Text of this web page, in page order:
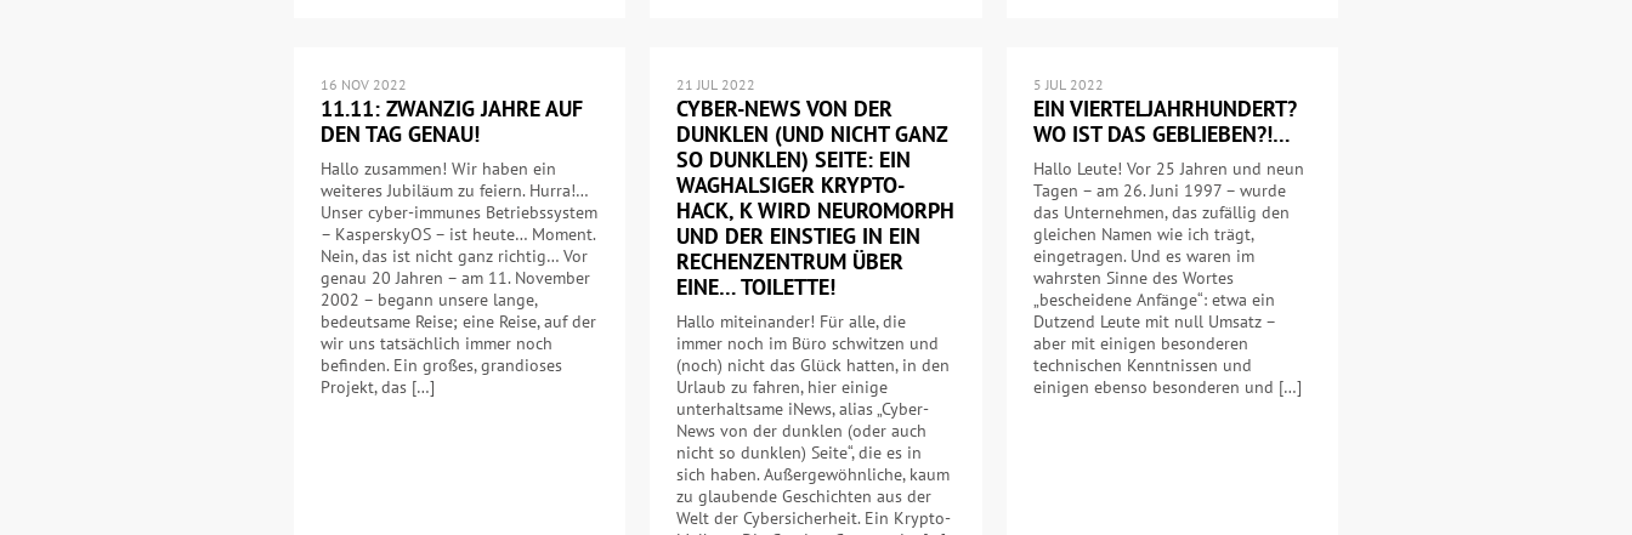
16 NOV 2022
11.11: ZWANZIG JAHRE AUF
DEN TAG GENAU!
Hallo zusammen! Wir haben ein
weiteres Jubiläum zu feiern. Hurra!…
Unser cyber-immunes Betriebssystem
– KasperskyOS – ist heute… Moment.
Nein, das ist nicht ganz richtig… Vor
genau 20 Jahren – am 11. November
2002 – begann unsere lange,
bedeutsame Reise; eine Reise, auf der
wir uns tatsächlich immer noch
befinden. Ein großes, grandioses
Projekt, das […]
21 JUL 2022
CYBER-NEWS VON DER
DUNKLEN (UND NICHT GANZ
SO DUNKLEN) SEITE: EIN
WAGHALSIGER KRYPTO-
HACK, K WIRD NEUROMORPH
UND DER EINSTIEG IN EIN
RECHENZENTRUM ÜBER
EINE… TOILETTE!
Hallo miteinander! Für alle, die
immer noch im Büro schwitzen und
(noch) nicht das Glück hatten, in den
Urlaub zu fahren, hier einige
unterhaltsame iNews, alias „Cyber-
News von der dunklen (oder auch
nicht so dunklen) Seite“, die es in
sich haben. Außergewöhnliche, kaum
zu glaubende Geschichten aus der
Welt der Cybersicherheit. Ein Krypto-
5 JUL 2022
EIN VIERTELJAHRHUNDERT?
WO IST DAS GEBLIEBEN?!…
Hallo Leute! Vor 25 Jahren und neun
Tagen – am 26. Juni 1997 – wurde
das Unternehmen, das zufällig den
gleichen Namen wie ich trägt,
eingetragen. Und es waren im
wahrsten Sinne des Wortes
„bescheidene Anfänge“: etwa ein
Dutzend Leute mit null Umsatz –
aber mit einigen besonderen
technischen Kenntnissen und
einigen ebenso besonderen und […]